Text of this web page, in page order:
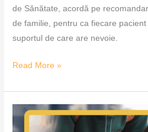
de Sănătate, acordă pe
de familie, pentru ca fiecare
suportul de care are nevoie.
Read More »
Părinții
copiilor